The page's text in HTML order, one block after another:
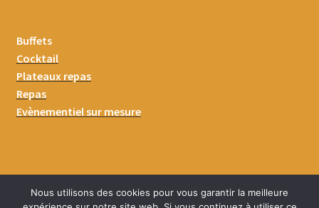
Buffets
Cocktail
Plateaux repas
Repas
Evènementiel sur mesure
Nous utilisons des cookies pour vous garantir la meilleure